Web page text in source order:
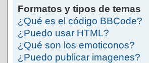
Formatos y tipos de temas
¿Qué es el código BBCode?
¿Puedo usar HTML?
¿Qué son los emoticonos?
¿Puedo publicar imagenes?